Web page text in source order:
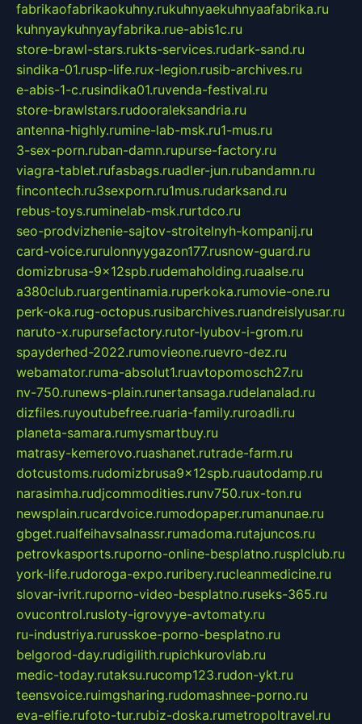
fabrikaofabrikaokuhny.rukuhnyaekuhnyaafabrika.ru
kuhnyaykuhnyayfabrika.rue-abis1c.ru
store-brawl-stars.rukts-services.rudark-sand.ru
sindika-01.rusp-life.rux-legion.rusib-archives.ru
e-abis-1-c.rusindika01.ruvenda-festival.ru
store-brawlstars.rudooraleksandria.ru
antenna-highly.rumine-lab-msk.ru1-mus.ru
3-sex-porn.ruban-damn.rupurse-factory.ru
viagra-tablet.rufasbags.ruadler-jun.rubandamn.ru
fincontech.ru3sexporn.ru1mus.rudarksand.ru
rebus-toys.ruminelab-msk.rurtdco.ru
seo-prodvizhenie-sajtov-stroitelnyh-kompanij.ru
card-voice.rurulonnyygazon177.rusnow-guard.ru
domizbrusa-9x12spb.rudemaholding.ruaalse.ru
a380club.ruargentinamia.ruperkoka.rumovie-one.ru
perk-oka.rug-octopus.rusibarchives.ruandreislyusar.ru
naruto-x.rupursefactory.rutor-lyubov-i-grom.ru
spayderhed-2022.rumovieone.ruevro-dez.ru
webamator.ruma-absolut1.ruavtopomosch27.ru
nv-750.runews-plain.runertansaga.rudelanalad.ru
dizfiles.ruyoutubefree.ruaria-family.ruroadli.ru
planeta-samara.rumysmartbuy.ru
matrasy-kemerovo.ruashanet.rutrade-farm.ru
dotcustoms.rudomizbrusa9x12spb.ruautodamp.ru
narasimha.rudjcommodities.runv750.rux-ton.ru
newsplain.rucardvoice.rumodopaper.rumanunae.ru
gbget.rualfeihavsalnassr.rumadoma.rutajuncos.ru
petrovkasports.ruporno-online-besplatno.rusplclub.ru
york-life.rudoroga-expo.ruribery.rucleanmedicine.ru
slovar-ivrit.ruporno-video-besplatno.ruseks-365.ru
ovucontrol.rusloty-igrovyye-avtomaty.ru
ru-industriya.rurusskoe-porno-besplatno.ru
belgorod-day.rudigilith.rupichkurovlab.ru
medic-today.rutaksu.rucomp123.rudon-ykt.ru
teensvoice.ruimgsharing.rudomashnee-porno.ru
eva-elfie.rufoto-tur.rubiz-doska.rumetropoltravel.ru